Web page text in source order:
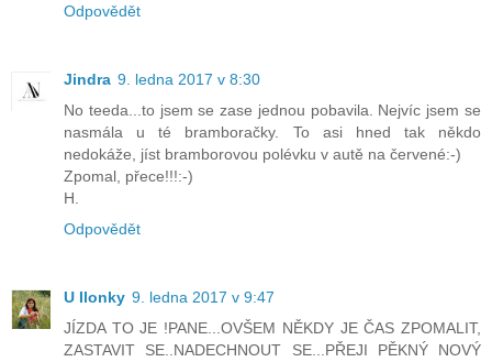
Odpovědět
Jindra 9. ledna 2017 v 8:30
No teeda...to jsem se zase jednou pobavila. Nejvíc jsem se
nasmála u té bramboračky. To asi hned tak někdo
nedokáže, jíst bramborovou polévku v autě na červené:-)
Zpomal, přece!!!:-)
H.
Odpovědět
U Ilonky 9. ledna 2017 v 9:47
JÍZDA TO JE !PANE...OVŠEM NĚKDY JE ČAS ZPOMALIT,
ZASTAVIT SE..NADECHNOUT SE...PŘEJI PĚKNÝ NOVÝ